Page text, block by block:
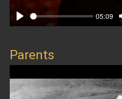
Play
05:09
Parents